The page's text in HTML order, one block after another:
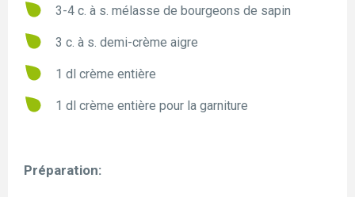
3-4 c. à s. mélasse de bourgeons de sapin
3 c. à s. demi-crème aigre
1 dl crème entière
1 dl crème entière pour la garniture
Préparation: